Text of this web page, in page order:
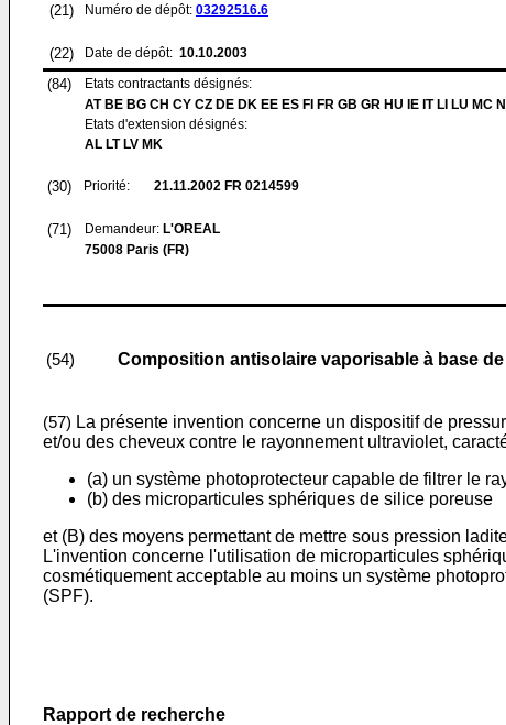
(21) Numéro de dépôt: 03292516.6
(22) Date de dépôt: 10.10.2003
(84)
Etats contractants désignés:
AT BE BG CH CY CZ DE DK EE ES FI FR GB GR HU IE IT LI LU MC
Etats d'extension désignés:
AL LT LV MK
(30) Priorité: 21.11.2002 FR 0214599
(71) Demandeur: L'OREAL
75008 Paris (FR)
(54) Composition antisolaire vaporisable à base
(57) La présente invention concerne un dispositif de
et/ou des cheveux contre le rayonnement ultraviolet,
(a) un système photoprotecteur capable de filtrer le
(b) des microparticules sphériques de silice poreuse
et (B) des moyens permettant de mettre sous pression
L'invention concerne l'utilisation de microparticules
cosmétiquement acceptable au moins un système
(SPF).
Rapport de recherche